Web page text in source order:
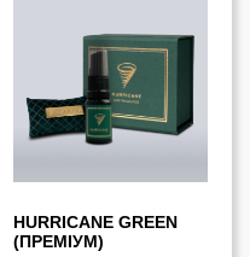
HURRICANE GREEN
(ПРЕМІУМ)